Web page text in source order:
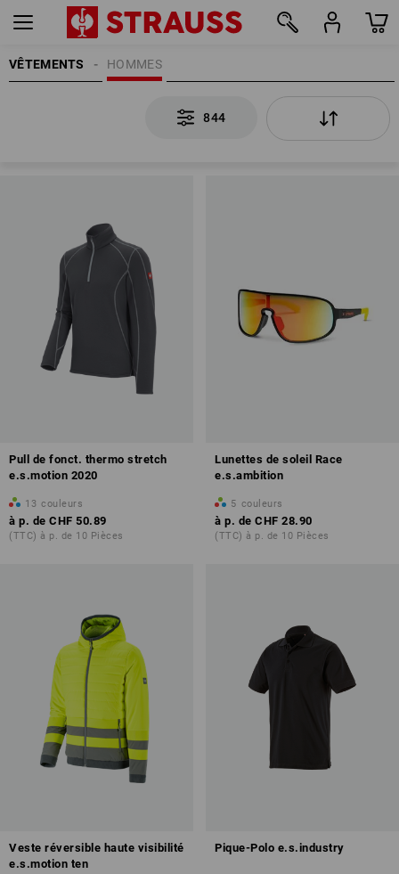
VÊTEMENTS HOMMES
844
Pull de fonct. thermo stretch
e.s.motion 2020
13 couleurs
à p. de CHF 50.89
(TTC) à p. de 10 Pièces
Lunettes de soleil Race
e.s.ambition
5 couleurs
à p. de CHF 28.90
(TTC) à p. de 10 Pièces
Veste réversible haute visibilité
e.s.motion ten
Pique-Polo e.s.industry